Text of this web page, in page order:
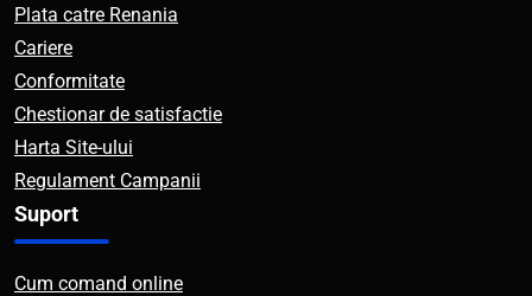
Plata catre Renania
Cariere
Conformitate
Chestionar de satisfactie
Harta Site-ului
Regulament Campanii
Suport
Cum comand online